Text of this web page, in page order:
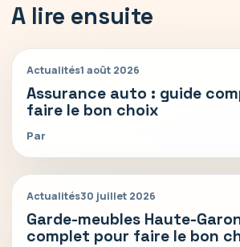
A lire ensuite
Actualités1 août 2026
Assurance auto : guide
faire le bon choix
Par
Actualités30 juillet 2026
Garde-meubles Haute-
complet pour faire le bon